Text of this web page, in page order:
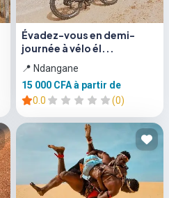
Évadez-vous en demi-
journée à vélo él...
📍 Ndangane
15 000 CFAà partir de
0.0
(0)